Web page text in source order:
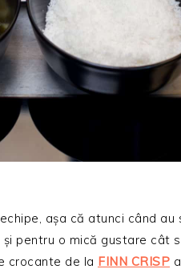
așa că atunci când
pentru o mică gustare cât
crocante de la FINN CRISP